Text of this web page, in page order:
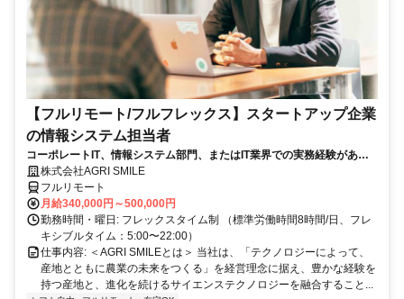
【フルリモート/フルフレックス】スタートアップ企業
の情報システム担当者
コーポレートIT、情報システム部門、またはIT業界での実務経験がある
方、大歓迎！
株式会社AGRI SMILE
フルリモート
月給340,000円～500,000円
勤務時間・曜日: フレックスタイム制 （標準労働時間8時間/日、フレ
キシブルタイム：5:00〜22:00）
仕事内容: ＜AGRI SMILEとは＞ 当社は、「テクノロジーによって、
産地とともに農業の未来をつくる」を経営理念に据え、豊かな経験を
持つ産地と、進化を続けるサイエンステクノロジーを融合すること...